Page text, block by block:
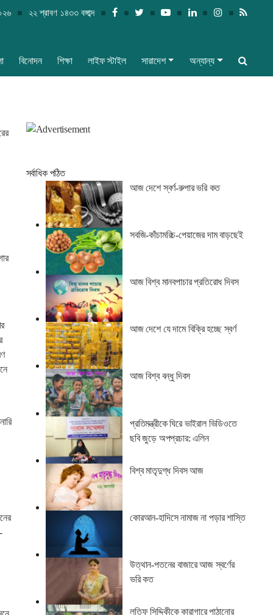
২২ শ্রাবণ ১৪৩৩ বঙ্গাব্দ
বিনোদন শিক্ষা লাইফ স্টাইল সারাদেশ অন্যান্য
সর্বাধিক পঠিত
আজ দেশে স্বর্ণ-রুপার ভরি কত
সবজি-কাঁচামরিচ-পেয়াজের দাম বাড়ছেই
আজ বিশ্ব মানবপাচার প্রতিরোধ দিবস
আজ দেশে যে দামে বিক্রি হচ্ছে স্বর্ণ
আজ বিশ্ব বন্ধু দিবস
প্রতিমন্ত্রীকে ঘিরে ভাইরাল ভিডিওতে
ছবি জুড়ে অপপ্রচার: এলিন
বিশ্ব মাতৃদুগ্ধ দিবস আজ
কোরআন-হাদিসে নামাজ না পড়ার শাস্তি
উত্থান-পতনের বাজারে আজ স্বর্ণের
ভরি কত
লতিফ সিদ্দিকীকে কারাগারে পাঠানোর